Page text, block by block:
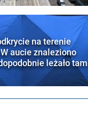
na terenie
aucie znaleziono
leżało tam